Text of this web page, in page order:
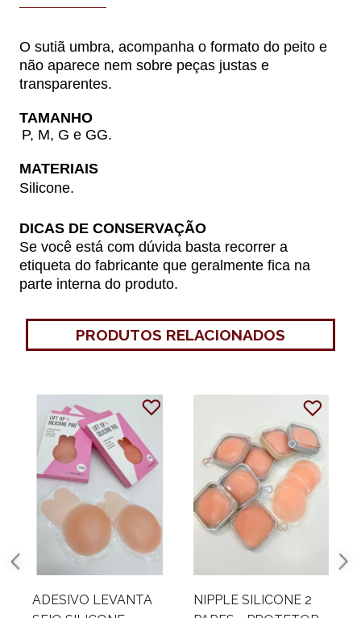
O sutiã umbra, acompanha o formato do peito e
não aparece nem sobre peças justas e
transparentes.
TAMANHO
P, M, G e GG.
MATERIAIS
Silicone.
DICAS DE CONSERVAÇÃO
Se você está com dúvida basta recorrer a
etiqueta do fabricante que geralmente fica na
parte interna do produto.
PRODUTOS RELACIONADOS
ADESIVO LEVANTA
NIPPLE SILICONE 2